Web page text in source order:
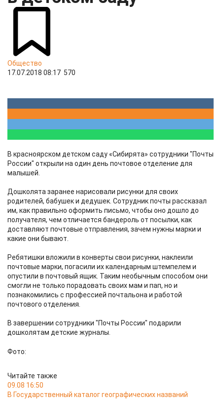
Общество
17.07.2018 08:17 570
В красноярском детском саду «Сибирята» сотрудники "Почты
России" открыли на один день почтовое отделение для
малышей.
Дошколята заранее нарисовали рисунки для своих
родителей, бабушек и дедушек. Сотрудник почты рассказал
им, как правильно оформить письмо, чтобы оно дошло до
получателя, чем отличается бандероль от посылки, как
доставляют почтовые отправления, зачем нужны марки и
какие они бывают.
Ребятишки вложили в конверты свои рисунки, наклеили
почтовые марки, погасили их календарным штемпелем и
опустили в почтовый ящик. Таким необычным способом они
смогли не только порадовать своих мам и пап, но и
познакомились с профессией почтальона и работой
почтового отделения.
В завершении сотрудники "Почты России" подарили
дошколятам детские журналы.
Фото:
Читайте также
09.08 16:50
В Государственный каталог географических названий